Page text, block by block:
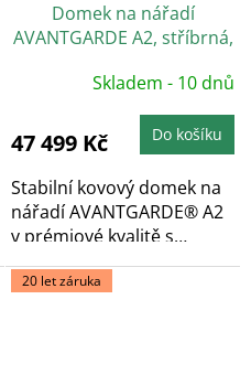
Domek na nářadí
AVANTGARDE A2, stříbrná,
Skladem - 10 dnů
47 499 Kč Do košíku
Stabilní kovový domek na
nářadí AVANTGARDE® A2
v prémiové kvalitě s
pultovou...
20 let záruka